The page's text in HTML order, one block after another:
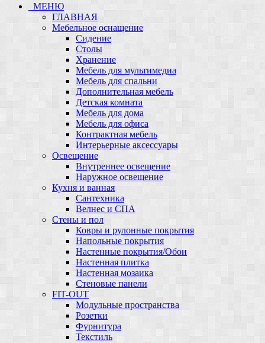
МЕНЮ
ГЛАВНАЯ
Мебельное оснащение
Сидение
Столы
Хранение
Мебель для мультимедиа
Мебель для спальни
Дополнительная мебель
Детская комната
Мебель для дома
Мебель для офиса
Контрактная мебель
Интерьерные аксессуары
Освещение
Внутреннее освещение
Наружное освещение
Кухня и ванная
Сантехника
Велнес и СПА
Стены и пол
Ковры и рулонные покрытия
Напольные покрытия
Настенные покрытия/Обои
Настенная плитка
Настенная мозаика
Стеновые панели
FIT-OUT
Модульные пространства
Розетки
Фурнитура
Текстиль